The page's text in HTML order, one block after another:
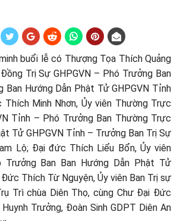
buổi lễ có Thượng Tọa Thích Quảng
Trị Sự GHPGVN – Phó Trưởng Ban
Ban Hướng Dẫn Phật Tử GHPGVN Tỉnh
Thích Minh Nhơn, Ủy viên Thường Trực
Tỉnh – Phó Trưởng Ban Thường Trực
Tử GHPGVN Tỉnh – Trưởng Ban Trị Sự
Lộ; Đại đức Thích Liểu Bổn, Ủy viên
Ban Ban Hướng Dẫn Phật Tử
Thích Từ Nguyện, Ủy viên Ban Trị sự
Trì chùa Diên Thọ, cùng Chư Đại Đức
Trưởng, Đoàn Sinh GDPT Diên An